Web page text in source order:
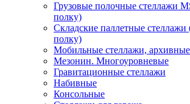
Грузовые полочные стеллажи
полку)
Складские паллетные стеллажи
полку)
Мобильные стеллажи,
Мезонин. Многоуровневые
Гравитационные стеллажи
Набивные
Консольные